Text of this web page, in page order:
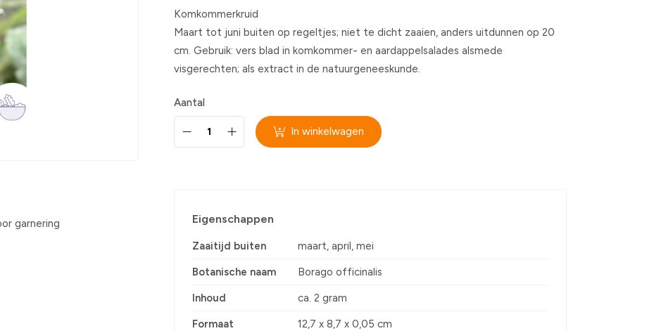
Komkommerkruid
Maart tot juni buiten op regeltjes; niet te dicht zaaien, anders uitdunnen op 20
cm. Gebruik: vers blad in komkommer- en aardappelsalades alsmede
visgerechten; als extract in de natuurgeneeskunde.
Aantal
In winkelwagen
garnering
Eigenschappen
Zaaitijd buiten maart, april, mei
Botanische naam Borago officinalis
Inhoud ca. 2 gram
Formaat 12,7 x 8,7 x 0,05 cm